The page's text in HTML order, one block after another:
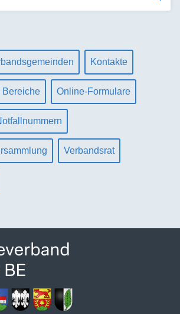
Kontakte
Bereiche Online-Formulare
Verbandsrat